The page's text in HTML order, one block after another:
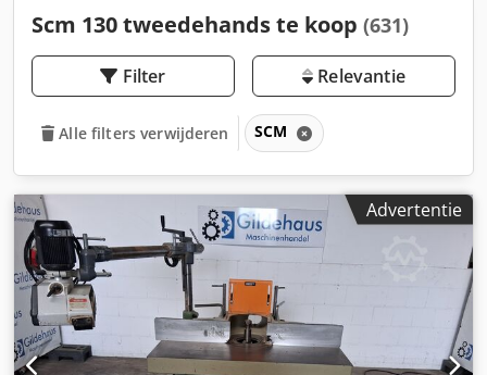
Scm 130 tweedehands te koop (631)
Filter Relevantie
Alle filters verwijderen SCM
Advertentie